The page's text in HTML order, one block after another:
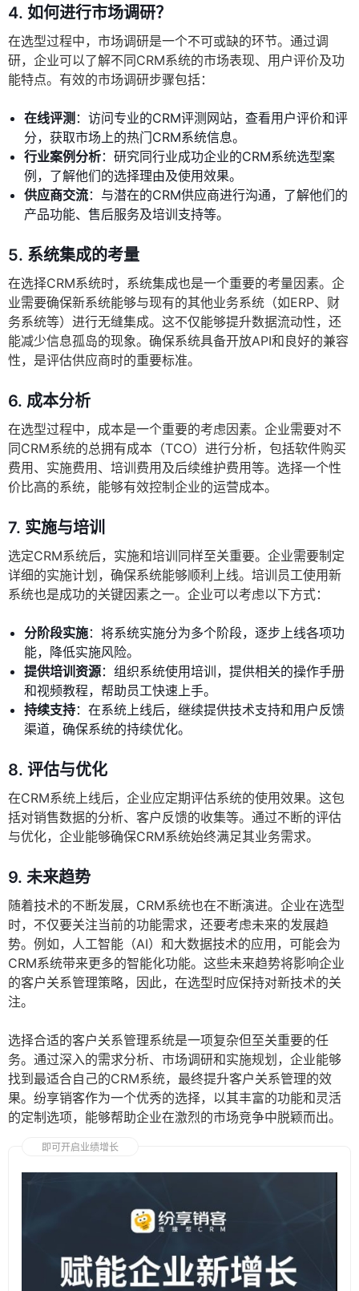
4. 如何进行市场调研？
在选型过程中，市场调研是一个不可或缺的环节。通过调
研，企业可以了解不同CRM系统的市场表现、用户评价及功
能特点。有效的市场调研步骤包括：
在线评测 ：访问专业的CRM评测网站，查看用户评价和评
分，获取市场上的热门CRM系统信息。
行业案例分析：研究同行业成功企业的CRM系统选型案
例，了解他们的选择理由及使用效果。
供应商交流：与潜在的CRM供应商进行沟通，了解他们的
产品功能、售后服务及培训支持等。
5. 系统集成的考量
在选择CRM系统时，系统集成也是一个重要的考量因素。企
业需要确保新系统能够与现有的其他业务系统（如ERP、财
务系统等）进行无缝集成。这不仅能够提升数据流动性，还
能减少信息孤岛的现象。确保系统具备开放API和良好的兼容
性，是评估供应商时的重要标准。
6. 成本分析
在选型过程中，成本是一个重要的考虑因素。企业需要对不
同CRM系统的总拥有成本（TCO）进行分析，包括软件购买
费用、实施费用、培训费用及后续维护费用等。选择一个性
价比高的系统，能够有效控制企业的运营成本。
7. 实施与培训
选定CRM系统后，实施和培训同样至关重要。企业需要制定
详细的实施计划，确保系统能够顺利上线。培训员工使用新
系统也是成功的关键因素之一。企业可以考虑以下方式：
分阶段实施：将系统实施分为多个阶段，逐步上线各项功
能，降低实施风险。
提供培训资源：组织系统使用培训，提供相关的操作手册
和视频教程，帮助员工快速上手。
持续支持：在系统上线后，继续提供技术支持和用户反馈
渠道，确保系统的持续优化。
8. 评估与优化
在CRM系统上线后，企业应定期评估系统的使用效果。这包
括对销售数据的分析、客户反馈的收集等。通过不断的评估
与优化，企业能够确保CRM系统始终满足其业务需求。
9. 未来趋势
随着技术的不断发展，CRM系统也在不断演进。企业在选型
时，不仅要关注当前的功能需求，还要考虑未来的发展趋
势。例如，人工智能（AI）和大数据技术的应用，可能会为
CRM系统带来更多的智能化功能。这些未来趋势将影响企业
的客户关系管理策略，因此，在选型时应保持对新技术的关
注。
选择合适的客户关系管理系统是一项复杂但至关重要的任
务。通过深入的需求分析、市场调研和实施规划，企业能够
找到最适合自己的CRM系统，最终提升客户关系管理的效
果。纷享销客作为一个优秀的选择，以其丰富的功能和灵活
的定制选项，能够帮助企业在激烈的市场竞争中脱颖而出。
即可开启业绩增长